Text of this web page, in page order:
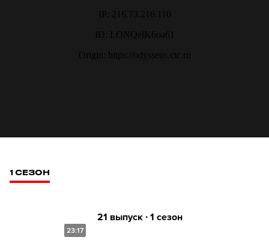
1 СЕЗОН
23:17
21 выпуск ∙ 1 сезон